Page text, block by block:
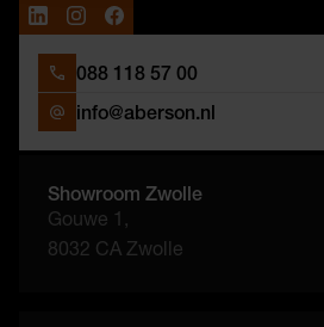
088 118 57 00
info@aberson.nl
Showroom Zwolle
Gouwe 1,
8032 CA Zwolle